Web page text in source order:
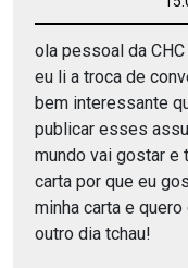
ola pessoal da
eu li a troca de
bem interessante
publicar esses
mundo vai gostar e
carta por que eu
minha carta e
outro dia tchau!